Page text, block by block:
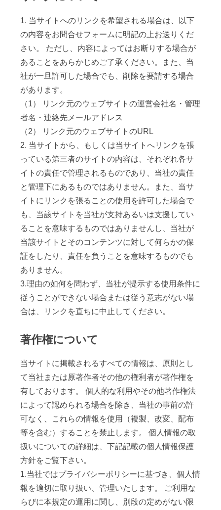
1. 当サイトへのリンクを希望される場合は、以下
の内容をお問合せフォームに明記の上お送りくだ
さい。 ただし、内容によってはお断りする場合が
あることをあらかじめご了承ください。また、当
社が一旦許可した場合でも、削除を要請する場合
があります。
（1） リンク元のウェブサイトの運営会社名・管理
者名・連絡先メールアドレス
（2） リンク元のウェブサイトのURL
2. 当サイトから、もしくは当サイトへリンクを張
っている第三者のサイトの内容は、それぞれ各サ
イトの責任で管理されるものであり、当社の責任
と管理下にあるものではありません。また、当サ
イトにリンクを張ることの使用を許可した場合で
も、当該サイトを当社が支持あるいは支援してい
ることを意味するものではありませんし、当社が
当該サイトとそのコンテンツに対して何らかの保
証をしたり、責任を負うことを意味するものでも
ありません。
3.理由の如何を問わず、当社が提示する使用条件に
従うことができない場合または従う意志がない場
合は、リンクを直ちに中止してください。
著作権について
当サイトに掲載されるすべての情報は、原則とし
て当社または原著作者その他の権利者が著作権を
有しております。 個人的な利用やその他著作権法
によって認められる場合を除き、当社の事前の許
可なく、これらの情報を使用（複製、改変、配布
等を含む）することを禁止します。 個人情報の取
扱いについての詳細は、下記記載の個人情報保護
方針をご覧下さい。
1.当社ではプライバシーポリシーに基づき、個人情
報を適切に取り扱い、管理いたします。 ご利用な
らびに本規定の運用に関し、別段の定めがない限